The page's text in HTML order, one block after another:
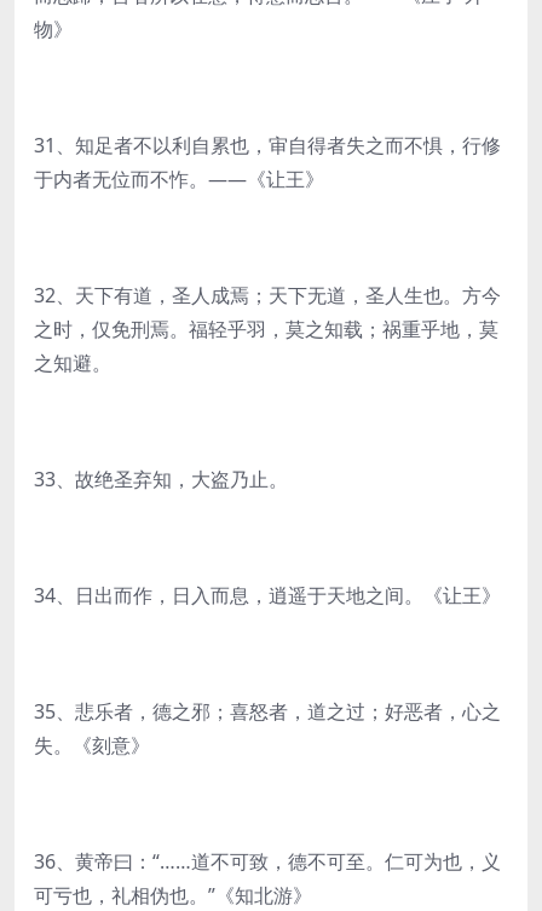
物》
31、知足者不以利自累也，审自得者失之而不惧，行修
于内者无位而不怍。——《让王》
32、天下有道，圣人成焉；天下无道，圣人生也。方今
之时，仅免刑焉。福轻乎羽，莫之知载；祸重乎地，莫
之知避。
33、故绝圣弃知，大盗乃止。
34、日出而作，日入而息，逍遥于天地之间。《让王》
35、悲乐者，德之邪；喜怒者，道之过；好恶者，心之
失。《刻意》
36、黄帝曰：“……道不可致，德不可至。仁可为也，义
可亏也，礼相伪也。”《知北游》